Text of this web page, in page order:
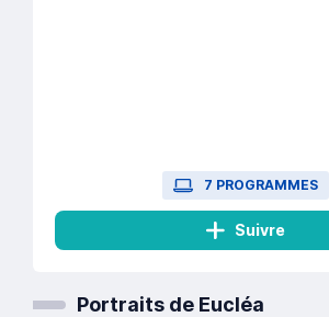
7 PROGRAMMES
Suivre
Portraits de Eucléa